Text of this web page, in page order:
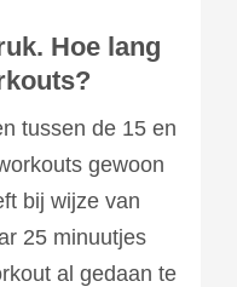
Hoe lang
tussen de 15 en
gewoon
bij wijze van
25 minuutjes
al gedaan te